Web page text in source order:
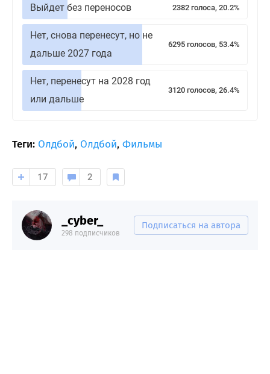
Выйдет без переносов 2382 голоса, 20.2%
Нет, снова перенесут, но не
дальше 2027 года
6295 голосов, 53.4%
Нет, перенесут на 2028 год
или дальше
3120 голосов, 26.4%
Теги: Олдбой, Олдбой, Фильмы
17 2
_cyber_
298 подписчиков
Подписаться на автора